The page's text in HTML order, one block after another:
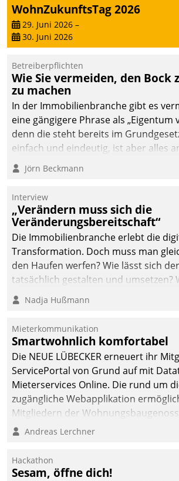
WohnZukunftsTag 2026
29. Juni 2026 –
30. Juni 2026
Betreiberpflichten
Wie Sie vermeiden, den Bock
zu machen
In der Immobilienbranche gibt es
eine gängigere Phrase als „Eigentum
denn die steht bereits im
einfach und eindeutig, ist aber alles
Branchenbeschäftigte wissen. Denn
Verantwortung folgen Verpflichtungen.
Jörn Beckmann
Interview
„Verändern muss sich die
Veränderungsbereitschaft“
Die Immobilienbranche erlebt die
Transformation. Doch muss man
den Haufen werfen? Wie lässt sich
tatsächlich gestalten und umsetzen?
Argumente zählen wirklich?
Nadja Hußmann
Mieterkommunikation
Smartwohnlich komfortabel
Die NEUE LÜBECKER erneuert ihr
ServicePortal von Grund auf mit
Mieterservices Online. Die rund um
zugängliche Webapplikation
Mitgliedern der
Kontaktaufnahme per Smartphone,
Andreas Lerchner
Hackathon
Sesam, öffne dich!